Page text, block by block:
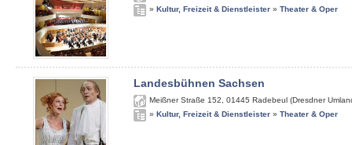
» Kultur, Freizeit & Dienstleister » Theater & Oper
Landesbühnen Sachsen
Meißner Straße 152 01445 Radebeul (Dresdner
» Kultur, Freizeit & Dienstleister » Theater & Oper